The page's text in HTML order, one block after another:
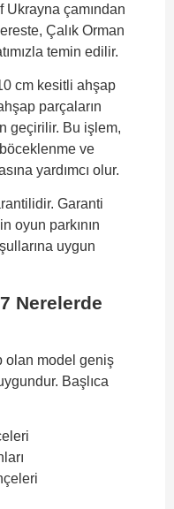
Ukrayna çamından
Çalık Orman
temin edilir.
cm kesitli ahşap
parçaların
geçirilir. Bu işlem,
ve
yardımcı olur.
Garanti
oyun parkının
uygun
Nerelerde
olan model geniş
Başlıca